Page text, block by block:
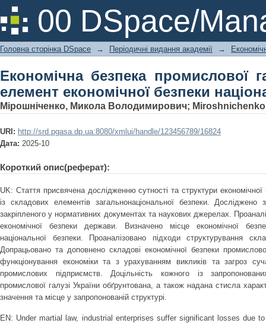
00 DSpace/
Економічна безпека промислової
безпеки національної економіки
Головна сторінка DSpace → Періодичні видання академії →
Економічна безпека промислової
елемент економічної безпеки
Мірошніченко, Микола Володимирович;
URI: http://srd.pgasa.dp.ua:8080/xmlui/handle/123456789/16824
Дата: 2025-10
Короткий опис(реферат):
UK: Стаття присвячена дослідженню сутності та структури економічної
із складових елементів загальнонаціональної безпеки. Досліджено
закріпленого у нормативних документах та наукових джерелах.
економічної безпеки держави. Визначено місце економічної
національної безпеки. Проаналізовано підходи структурування
Допрацьовано та доповнено складові економічної безпеки
функціонування економіки та з урахуванням викликів та загроз
промислових підприємств. Доцільність кожного із
промислової галузі України обґрунтована, а також надана стисла
значення та місце у запропонованій структурі.
EN: Under martial law, industrial enterprises suffer significant losses due